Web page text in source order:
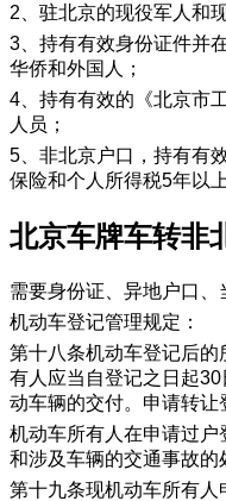
2、驻北京的现役军人和
3、持有有效身份证件并
华侨和外国人；
4、持有有效的《北京市
人员；
5、非北京户口，持有有
保险和个人所得税5年以上
北京车牌车转非
需要身份证、异地户口、
机动车登记管理规定：
第十八条机动车登记后
有人应当自登记之日起
动车辆的交付。申请转让
机动车所有人在申请过
和涉及车辆的交通事故的
第十九条现机动车所有